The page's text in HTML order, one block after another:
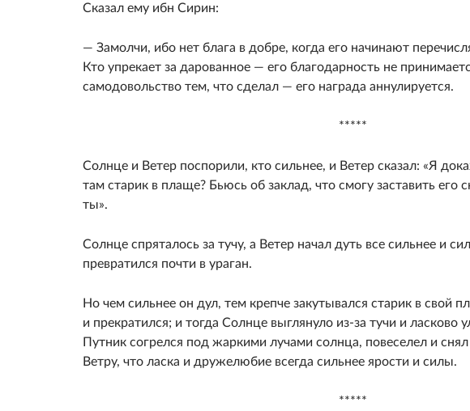
Сказал ему ибн Сирин:
— Замолчи, ибо нет блага в добре, когда его начинают
Кто упрекает за дарованное — его благодарность не
самодовольство тем, что сделал — его награда аннулируется.
*****
Солнце и Ветер поспорили, кто сильнее, и Ветер сказал: «Я
там старик в плаще? Бьюсь об заклад, что смогу заставить его
ты».
Солнце спряталось за тучу, а Ветер начал дуть все сильнее и
превратился почти в ураган.
Но чем сильнее он дул, тем крепче закутывался старик в свой
и прекратился; и тогда Солнце выглянуло из-за тучи и ласково
Путник согрелся под жаркими лучами солнца, повеселел и
Ветру, что ласка и дружелюбие всегда сильнее ярости и силы.
*****